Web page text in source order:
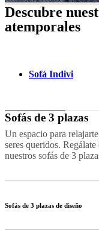
Descubre
atemporales
Sofá Indivi
Sofás de 3 plazas
Un espacio para
seres queridos.
nuestros sofás de 3
Sofás de 3 plazas de diseño